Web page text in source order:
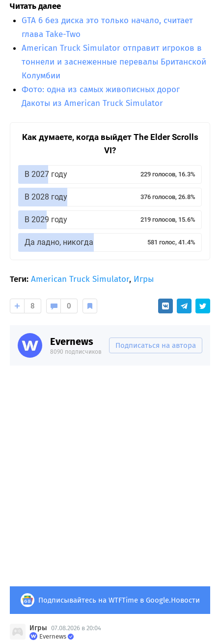
Читать далее
GTA 6 без диска это только начало, считает
глава Take-Two
American Truck Simulator отправит игроков в
тоннели и заснеженные перевалы Британской
Колумбии
Фото: одна из самых живописных дорог
Дакоты из American Truck Simulator
Как думаете, когда выйдет The Elder Scrolls
VI?
В 2027 году 229 голосов, 16.3%
В 2028 году 376 голосов, 26.8%
В 2029 году 219 голосов, 15.6%
Да ладно, никогда 581 голос, 41.4%
Теги: American Truck Simulator, Игры
8 0
Evernews
8090 подписчиков
Подписаться на автора
Подписывайтесь на WTFTime в Google.Новости
Игры 07.08.2026 в 20:04
Evernews